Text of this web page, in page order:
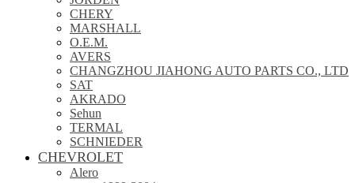
CHERY
MARSHALL
O.E.M.
AVERS
CHANGZHOU JIAHONG AUTO PARTS CO., LTD
SAT
AKRADO
Sehun
TERMAL
SCHNIEDER
CHEVROLET
Alero